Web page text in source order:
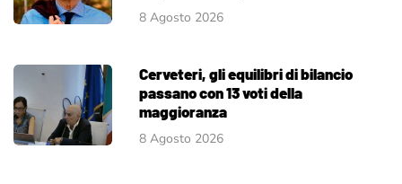
8 Agosto 2026
Cerveteri, gli equilibri di bilancio
passano con 13 voti della
maggioranza
8 Agosto 2026